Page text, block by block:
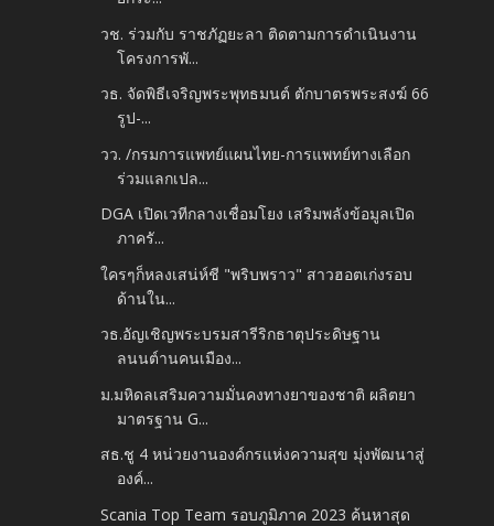
วช. ร่วมกับ ราชภัฏยะลา ติดตามการดำเนินงาน
โครงการพั...
วธ. จัดพิธีเจริญพระพุทธมนต์ ตักบาตรพระสงฆ์ 66
รูป-...
วว. /กรมการแพทย์แผนไทย-การแพทย์ทางเลือก
ร่วมแลกเปล...
DGA เปิดเวทีกลางเชื่อมโยง เสริมพลังข้อมูลเปิด
ภาครั...
ใครๆก็หลงเสน่ห์ชี "พริบพราว" สาวฮอตเก่งรอบ
ด้านใน...
วธ.อัญเชิญพระบรมสารีริกธาตุประดิษฐาน
ลนนต์านคนเมือง...
ม.มหิดลเสริมความมั่นคงทางยาของชาติ ผลิตยา
มาตรฐาน G...
สธ.ชู 4 หน่วยงานองค์กรแห่งความสุข มุ่งพัฒนาสู่
องค์...
Scania Top Team รอบภูมิภาค 2023 ค้นหาสุด